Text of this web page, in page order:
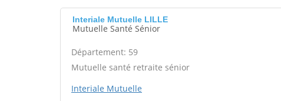
Interiale Mutuelle LILLE
Mutuelle Santé Sénior
Département: 59
Mutuelle santé retraite sénior
Interiale Mutuelle